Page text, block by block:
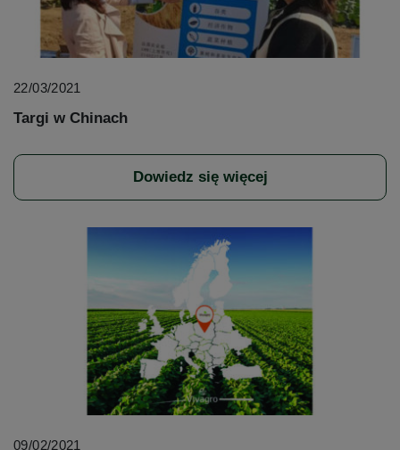
22/03/2021
Targi w Chinach
Dowiedz się więcej
09/02/2021